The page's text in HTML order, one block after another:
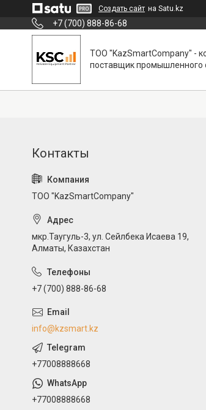
Создать сайт на Satu.kz
+7 (700) 888-86-68
ТОО "KazSmartCompany" -
поставщик промышленного
ТОО "KazSmartCompany"
мкр.Таугуль-3, ул. Сейлбека Исаева 19,
Алматы, Казахстан
+7 (700) 888-86-68
info@kzsmart.kz
+77008888668
+77008888668